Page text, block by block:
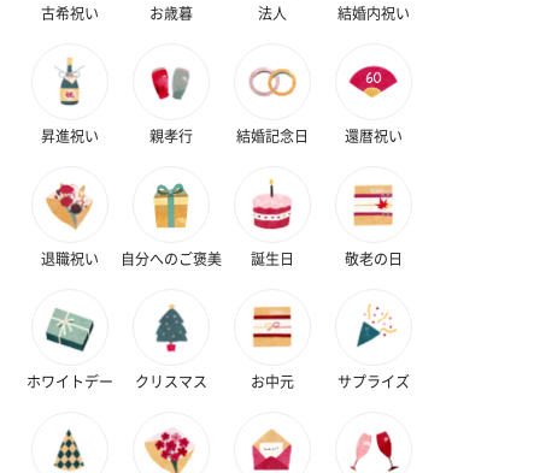
古希祝い お歳暮 法人 結婚内祝い
昇進祝い 親孝行 結婚記念日 還暦祝い
退職祝い 自分へのご褒美 誕生日 敬老の日
ホワイトデー クリスマス お中元 サプライズ